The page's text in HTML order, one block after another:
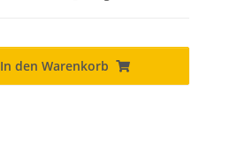
In den Warenkorb